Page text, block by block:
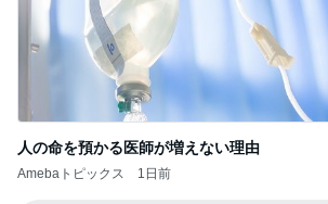
記事を読む
期待していた1日2回公演の結果
Amebaトピックス 1日前